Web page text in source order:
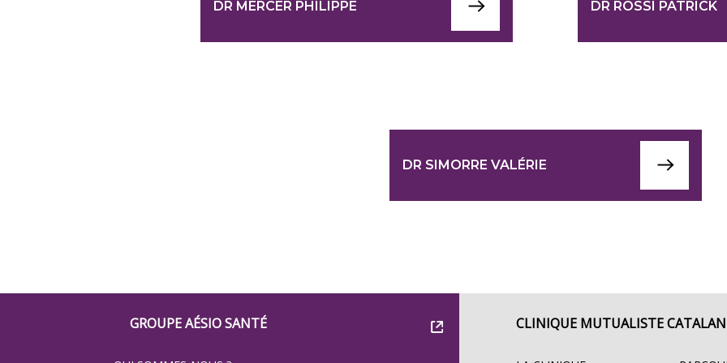
DR MERCER PHILIPPE DR ROSSI PATRICK
DR SIMORRE VALÉRIE
Footer
Groupe
GROUPE AÉSIO SANTÉ CLINIQUE MUTUALISTE